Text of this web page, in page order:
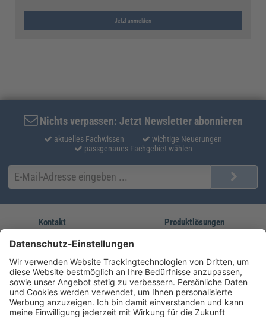
Jetzt anmelden
Nichts verpassen: Jetzt Newsletter abonnieren
aktuelles Fachwissen
wichtige Neuerungen
passgenaues Fachgebiet wählen
Kontakt
Sie erreichen uns unter:
(08233) 38 11 23
service@forum-verlag.com
Mo-Do 07:30 - 17:00 Uhr
Fr 07:30 - 15:00 Uhr
Produktlösungen
AKADEMIE HERKERT
Unsere Marken